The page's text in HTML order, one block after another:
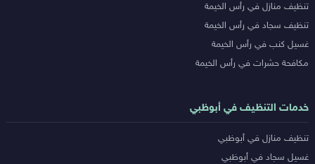
تنظيف منازل في رأس الخيمة
تنظيف سجاد في رأس الخيمة
غسيل كنب في رأس الخيمة
مكافحة حشرات في رأس الخيمة
خدمات التنظيف في أبوظبي
تنظيف منازل في أبوظبي
غسيل سجاد في أبوظبي